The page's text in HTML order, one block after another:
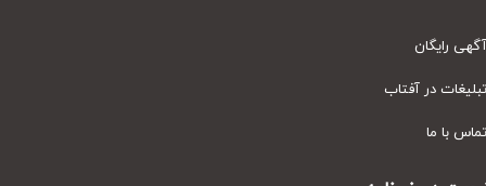
رایگان
در آفتاب
با ما